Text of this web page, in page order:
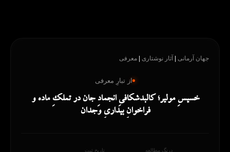
جهان آرمانی| آثار نوشتاری| معرفی
از تبارِ معرفی
خسیسِ مولیر؛ کالبدشکافیِ انجمادِ جان در تملکِ ماده و
فراخوانِ بیداریِ وجدان
درنگِ مطالعه تاریخِ ثبت